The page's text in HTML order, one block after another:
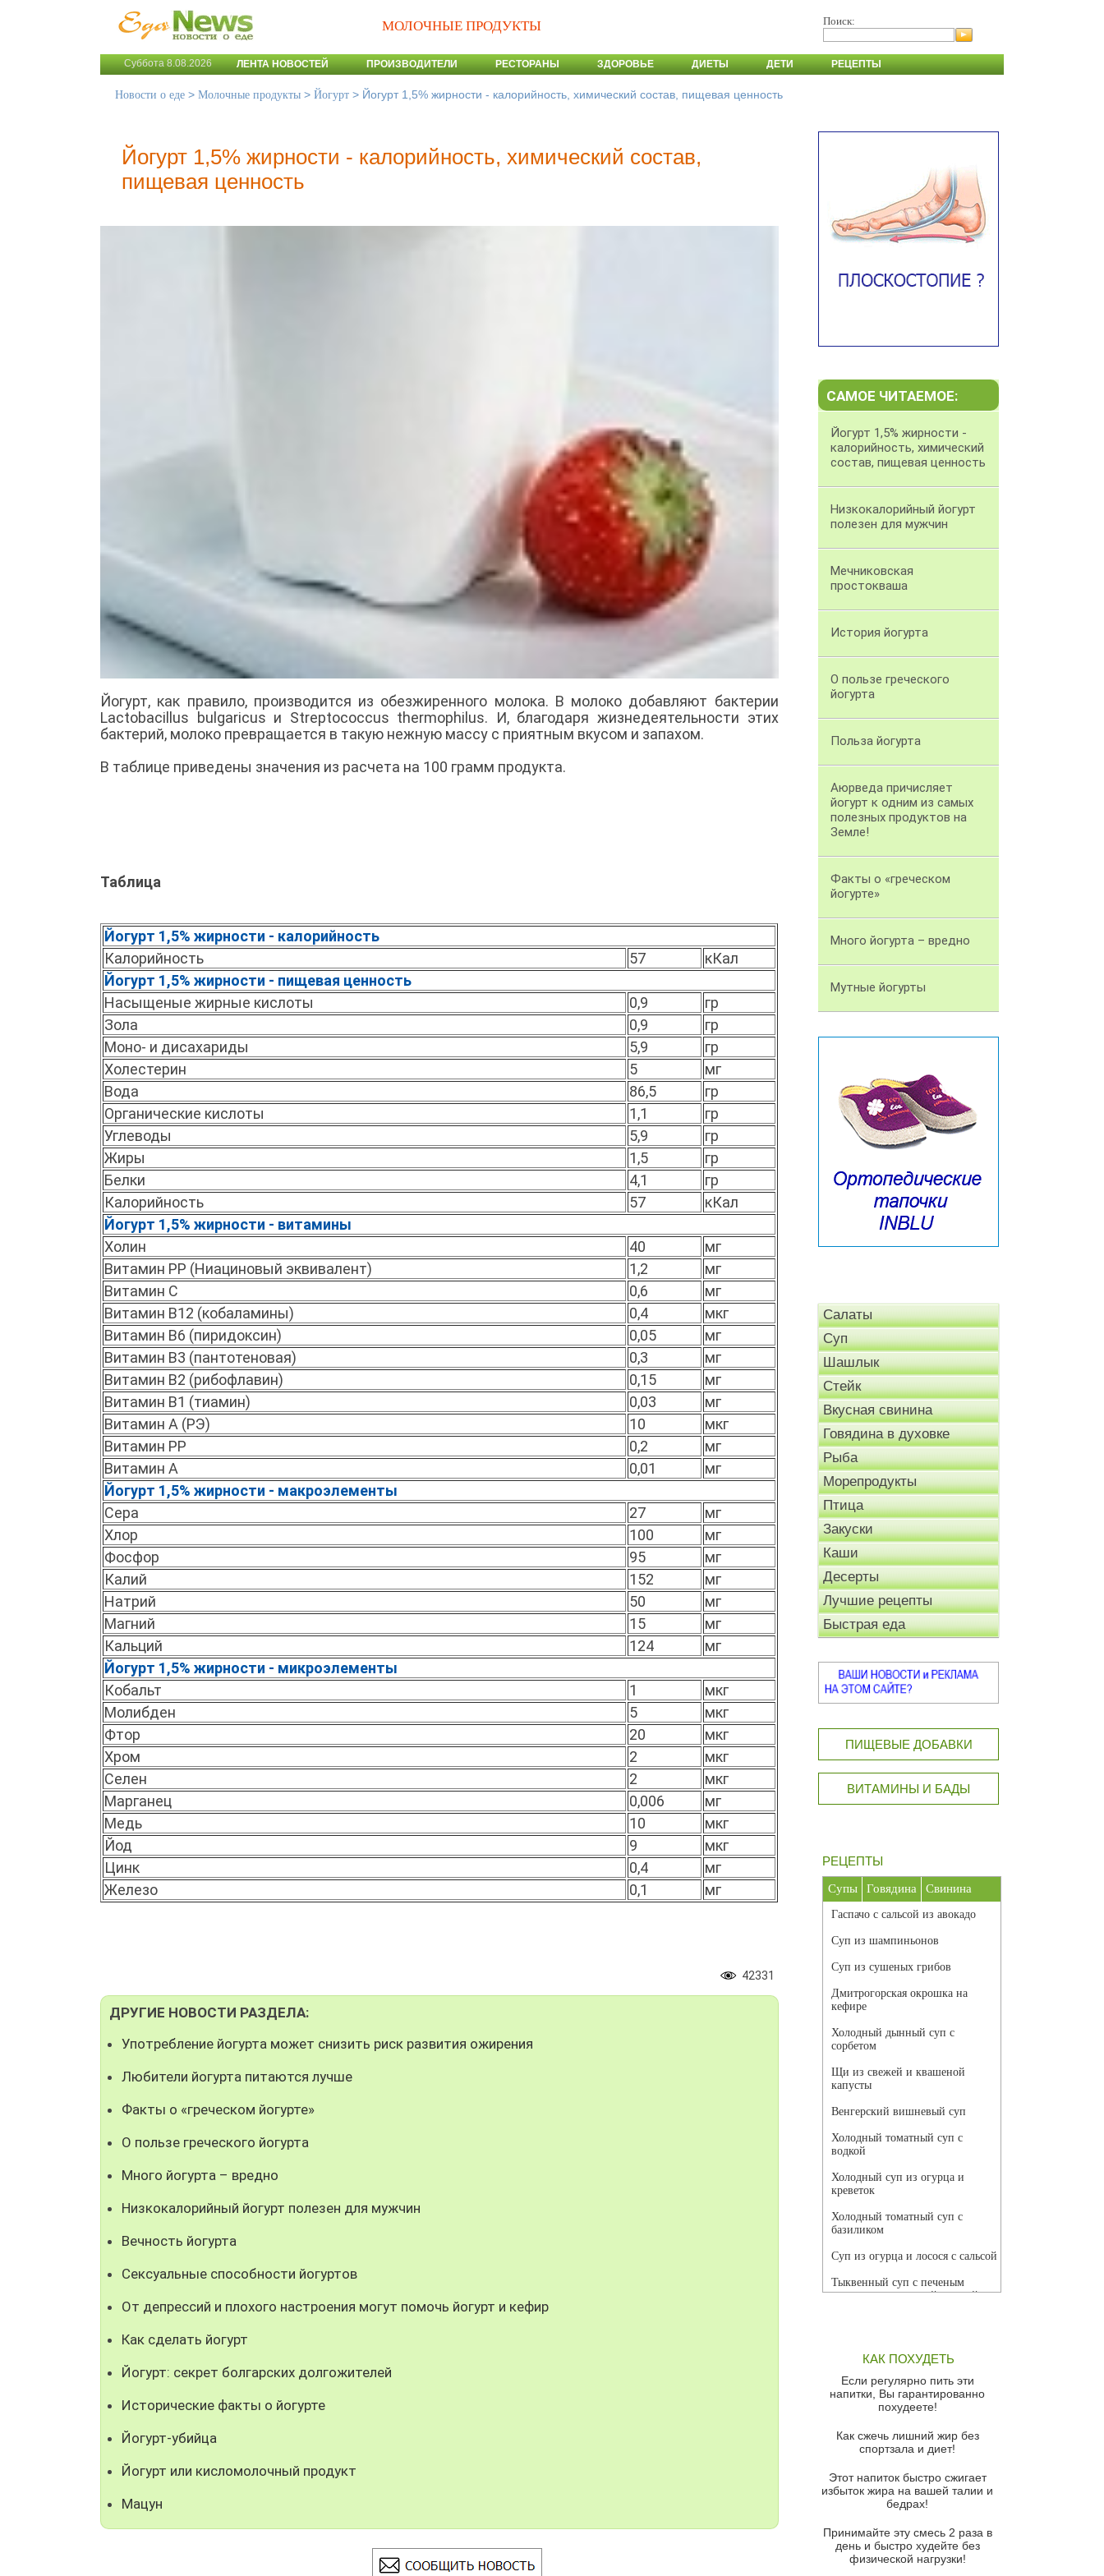
МОЛОЧНЫЕ ПРОДУКТЫ Поиск:
Суббота 8.08.2026 ЛЕНТА НОВОСТЕЙ ПРОИЗВОДИТЕЛИ РЕСТОРАНЫ ЗДОРОВЬЕ ДИЕТЫ ДЕТИ РЕЦЕПТЫ
Новости о еде > Молочные продукты > Йогурт > Йогурт 1,5% жирности - калорийность, химический состав, пищевая ценность
Йогурт 1,5% жирности - калорийность, химический состав,
пищевая ценность
Йогурт, как правило, производится из обезжиренного молока. В молоко добавляют бактерии
Lactobacillus bulgaricus и Streptococcus thermophilus. И, благодаря жизнедеятельности этих
бактерий, молоко превращается в такую нежную массу с приятным вкусом и запахом.
В таблице приведены значения из расчета на 100 грамм продукта.
Таблица
Йогурт 1,5% жирности - калорийность
Калорийность
57
кКал
Йогурт 1,5% жирности - пищевая ценность
Насыщеные жирные кислоты
0,9
гр
Зола
0,9
гр
Моно- и дисахариды
5,9
гр
Холестерин
5
мг
Вода
86,5
гр
Органические кислоты
1,1
гр
Углеводы
5,9
гр
Жиры
1,5
гр
Белки
4,1
гр
Калорийность
57
кКал
Йогурт 1,5% жирности - витамины
Холин
40
мг
Витамин PP (Ниациновый эквивалент)
1,2
мг
Витамин C
0,6
мг
Витамин B12 (кобаламины)
0,4
мкг
Витамин B6 (пиридоксин)
0,05
мг
Витамин B3 (пантотеновая)
0,3
мг
Витамин B2 (рибофлавин)
0,15
мг
Витамин B1 (тиамин)
0,03
мг
Витамин A (РЭ)
10
мкг
Витамин PP
0,2
мг
Витамин A
0,01
мг
Йогурт 1,5% жирности - макроэлементы
Сера
27
мг
Хлор
100
мг
Фосфор
95
мг
Калий
152
мг
Натрий
50
мг
Магний
15
мг
Кальций
124
мг
Йогурт 1,5% жирности - микроэлементы
Кобальт
1
мкг
Молибден
5
мкг
Фтор
20
мкг
Хром
2
мкг
Селен
2
мкг
Марганец
0,006
мг
Медь
10
мкг
Йод
9
мкг
Цинк
0,4
мг
Железо
0,1 мг
42331
ДРУГИЕ НОВОСТИ РАЗДЕЛА:
Употребление йогурта может снизить риск развития ожирения
Любители йогурта питаются лучше
Факты о «греческом йогурте»
О пользе греческого йогурта
Много йогурта – вредно
Низкокалорийный йогурт полезен для мужчин
Вечность йогурта
Сексуальные способности йогуртов
От депрессий и плохого настроения могут помочь йогурт и кефир
Как сделать йогурт
Йогурт: секрет болгарских долгожителей
Исторические факты о йогурте
Йогурт-убийца
Йогурт или кисломолочный продукт
Мацун
САМОЕ ЧИТАЕМОЕ:
Йогурт 1,5% жирности -
калорийность, химический
состав, пищевая ценность
Низкокалорийный йогурт
полезен для мужчин
Мечниковская
простокваша
История йогурта
О пользе греческого
йогурта
Польза йогурта
Аюрведа причисляет
йогурт к одним из самых
полезных продуктов на
Земле!
Факты о «греческом
йогурте»
Много йогурта – вредно
Мутные йогурты
Салаты
Суп
Шашлык
Стейк
Вкусная свинина
Говядина в духовке
Рыба
Морепродукты
Птица
Закуски
Каши
Десерты
Лучшие рецепты
Быстрая еда
ПИЩЕВЫЕ ДОБАВКИ
ВИТАМИНЫ И БАДЫ
РЕЦЕПТЫ
Супы Говядина Свинина
Гаспачо с сальсой из авокадо
Суп из шампиньонов
Суп из сушеных грибов
Дмитрогорская окрошка на
кефире
Холодный дынный суп с
сорбетом
Щи из свежей и квашеной
капусты
Венгерский вишневый суп
Холодный томатный суп с
водкой
Холодный суп из огурца и
креветок
Холодный томатный суп с
базиликом
Суп из огурца и лосося с сальсой
Тыквенный суп с печеным
чесноком и томатной сальсой
красного перца
Парижский луковый суп
Суп из спаржи и горошка с
Суп-крем из цветной капусты
Французский луковый суп
Суп из баклажанов с моцареллой
Грибной крем-суп с кростини с
козьим сыром
КАК ПОХУДЕТЬ
Если регулярно пить эти
напитки, Вы гарантированно
похудеете!
Как сжечь лишний жир без
спортзала и диет!
Этот напиток быстро сжигает
избыток жира на вашей талии и
бедрах!
Принимайте эту смесь 2 раза в
день и быстро худейте без
физической нагрузки!